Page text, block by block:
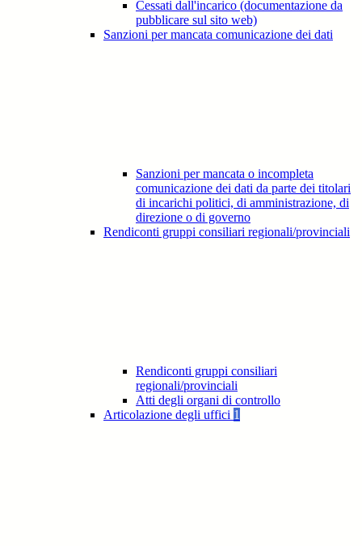
Cessati dall'incarico (documentazione da
pubblicare sul sito web)
Sanzioni per mancata comunicazione dei dati
Sanzioni per mancata o incompleta
comunicazione dei dati da parte dei titolari
di incarichi politici, di amministrazione, di
direzione o di governo
Rendiconti gruppi consiliari regionali/provinciali
Rendiconti gruppi consiliari
regionali/provinciali
Atti degli organi di controllo
Articolazione degli uffici 1